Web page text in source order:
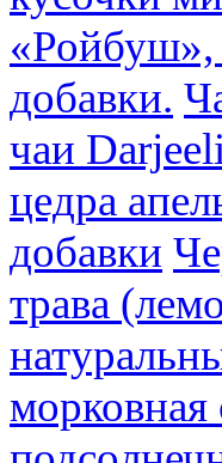
«Ройбуш»,
добавки.
чаи
цедра
добавки
трава
морковная